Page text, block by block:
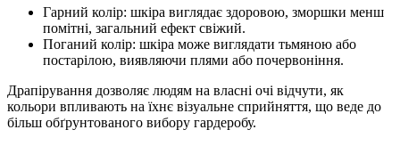
Гарний колір: шкіра виглядає здоровою, зморшки менш
помітні, загальний ефект свіжий.
Поганий колір: шкіра може виглядати тьмяною або
постарілою, виявляючи плями або почервоніння.
Драпірування дозволяє людям на власні очі відчути, як
кольори впливають на їхнє візуальне сприйняття, що веде до
більш обґрунтованого вибору гардеробу.